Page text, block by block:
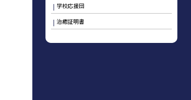
学校応援団
治癒証明書